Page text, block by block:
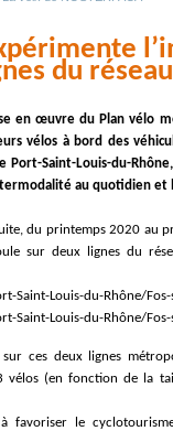
du
en œuvre du Plan vélo
vélos à bord des
Port-Saint-Louis-du-
au quotidien
du printemps 2020 au
sur deux lignes du
Saint-Louis-du-Rhône/
Saint-Louis-du-Rhône/
ces deux lignes
(en fonction de la
à favoriser le